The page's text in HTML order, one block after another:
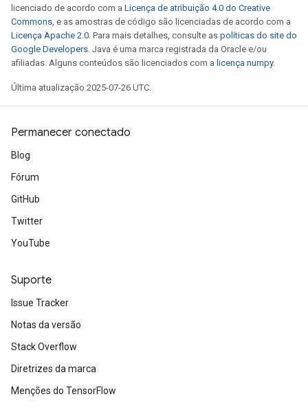
licenciado de acordo com a Licença de atribuição 4.0 do Creative
Commons, e as amostras de código são licenciadas de acordo com a
Licença Apache 2.0. Para mais detalhes, consulte as políticas do site do
Google Developers. Java é uma marca registrada da Oracle e/ou
afiliadas. Alguns conteúdos são licenciados com a licença numpy.
Última atualização 2025-07-26 UTC.
Permanecer conectado
Blog
Fórum
GitHub
Twitter
YouTube
Suporte
Issue Tracker
Notas da versão
Stack Overflow
Diretrizes da marca
Menções do TensorFlow